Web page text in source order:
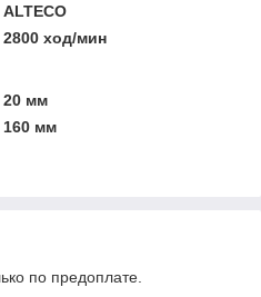
ALTECO
2800 ход/мин
20 мм
160 мм
по предоплате.